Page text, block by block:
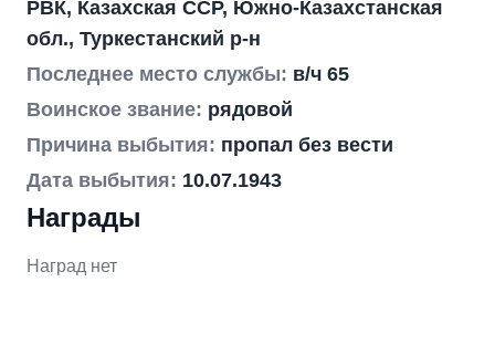
РВК, Казахская ССР, Южно-Казахстанская
обл., Туркестанский р-н
Последнее место службы: в/ч 65
Воинское звание: рядовой
Причина выбытия: пропал без вести
Дата выбытия: 10.07.1943
Награды
Наград нет